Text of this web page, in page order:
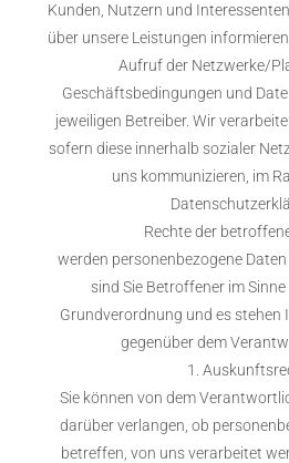
Kunden, Nutzern und
über unsere Leistungen
Aufruf der Netzwerke/
Geschäftsbedingungen und
jeweiligen Betreiber. Wir
sofern diese innerhalb sozialer
uns kommunizieren, im
Rechte der
werden personenbezogene
sind Sie Betroffener im
Grundverordnung und es stehen
gegenüber dem
1.
Sie können von dem
darüber verlangen, ob
betreffen, von uns verarbeitet